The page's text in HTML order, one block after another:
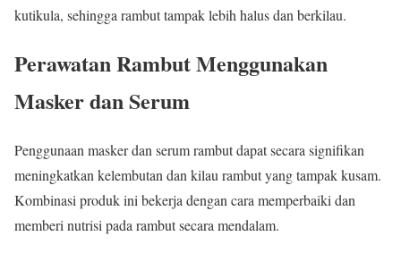
kutikula, sehingga rambut tampak lebih halus dan berkilau.
Perawatan Rambut Menggunakan
Masker dan Serum
Penggunaan masker dan serum rambut dapat secara signifikan
meningkatkan kelembutan dan kilau rambut yang tampak kusam.
Kombinasi produk ini bekerja dengan cara memperbaiki dan
memberi nutrisi pada rambut secara mendalam.